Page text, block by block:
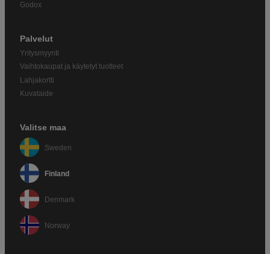
Godox
Palvelut
Yritysmyynti
Vaihtokaupat ja käytetyt tuotteet
Lahjakortti
Kuvataide
Valitse maa
Sweden
Finland
Denmark
Norway